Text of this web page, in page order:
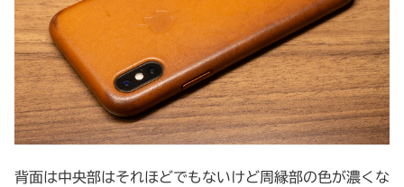
背面は中央部はそれほどでもないけど周縁部の色が濃くな